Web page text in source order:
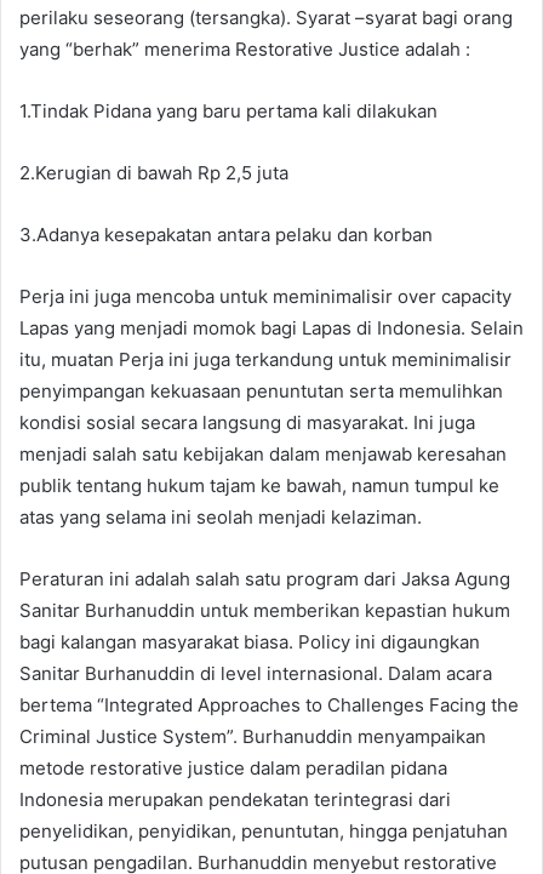
perilaku seseorang (tersangka). Syarat –syarat bagi orang
yang “berhak” menerima Restorative Justice adalah :
1.Tindak Pidana yang baru pertama kali dilakukan
2.Kerugian di bawah Rp 2,5 juta
3.Adanya kesepakatan antara pelaku dan korban
Perja ini juga mencoba untuk meminimalisir over capacity
Lapas yang menjadi momok bagi Lapas di Indonesia. Selain
itu, muatan Perja ini juga terkandung untuk meminimalisir
penyimpangan kekuasaan penuntutan serta memulihkan
kondisi sosial secara langsung di masyarakat. Ini juga
menjadi salah satu kebijakan dalam menjawab keresahan
publik tentang hukum tajam ke bawah, namun tumpul ke
atas yang selama ini seolah menjadi kelaziman.
Peraturan ini adalah salah satu program dari Jaksa Agung
Sanitar Burhanuddin untuk memberikan kepastian hukum
bagi kalangan masyarakat biasa. Policy ini digaungkan
Sanitar Burhanuddin di level internasional. Dalam acara
bertema “Integrated Approaches to Challenges Facing the
Criminal Justice System”. Burhanuddin menyampaikan
metode restorative justice dalam peradilan pidana
Indonesia merupakan pendekatan terintegrasi dari
penyelidikan, penyidikan, penuntutan, hingga penjatuhan
putusan pengadilan. Burhanuddin menyebut restorative